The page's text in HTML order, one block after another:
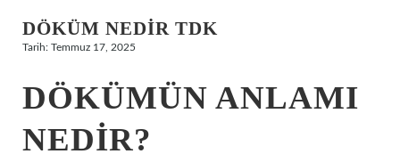
Hakkımızda
DÖKÜM NEDIR TDK
Tarih: Temmuz 17, 2025
DÖKÜMÜN ANLAMI
NEDIR?